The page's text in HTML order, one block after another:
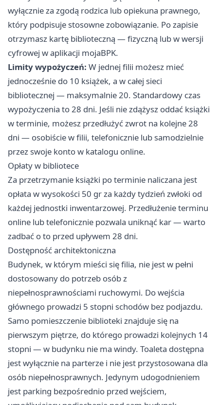
wyłącznie za zgodą rodzica lub opiekuna prawnego,
który podpisuje stosowne zobowiązanie. Po zapisie
otrzymasz kartę biblioteczną — fizyczną lub w wersji
cyfrowej w aplikacji mojaBPK.
Limity wypożyczeń: W jednej filii możesz mieć
jednocześnie do 10 książek, a w całej sieci
bibliotecznej — maksymalnie 20. Standardowy czas
wypożyczenia to 28 dni. Jeśli nie zdążysz oddać książki
w terminie, możesz przedłużyć zwrot na kolejne 28
dni — osobiście w filii, telefonicznie lub samodzielnie
przez swoje konto w katalogu online.
Opłaty w bibliotece
Za przetrzymanie książki po terminie naliczana jest
opłata w wysokości 50 gr za każdy tydzień zwłoki od
każdej jednostki inwentarzowej. Przedłużenie terminu
online lub telefonicznie pozwala uniknąć kar — warto
zadbać o to przed upływem 28 dni.
Dostępność architektoniczna
Budynek, w którym mieści się filia, nie jest w pełni
dostosowany do potrzeb osób z
niepełnosprawnościami ruchowymi. Do wejścia
głównego prowadzi 5 stopni schodów bez podjazdu.
Samo pomieszczenie biblioteki znajduje się na
pierwszym piętrze, do którego prowadzi kolejnych 14
stopni — w budynku nie ma windy. Toaleta dostępna
jest wyłącznie na parterze i nie jest przystosowana dla
osób niepełnosprawnych. Jedynym udogodnieniem
jest parking bezpośrednio przed wejściem,